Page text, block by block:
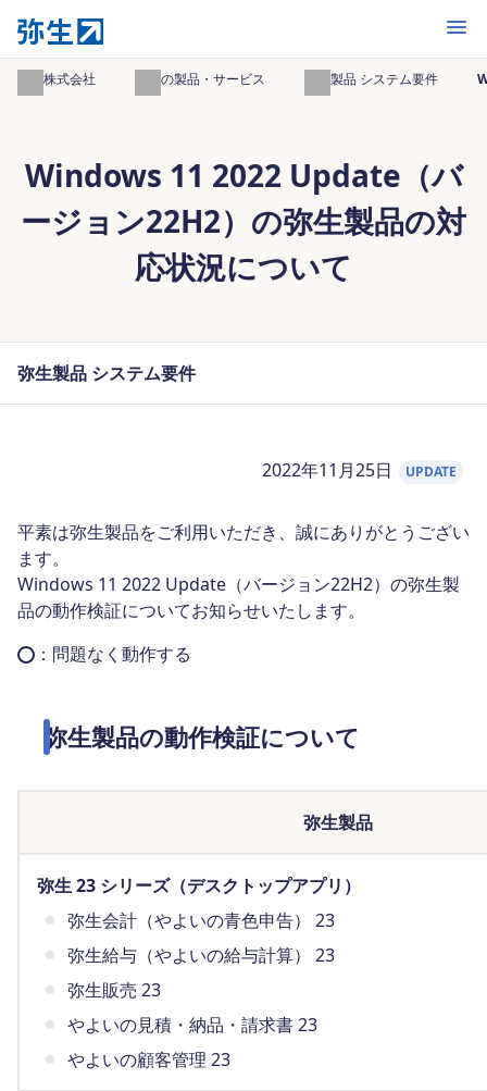
開く
弥生株式会社 弥生の製品・サービス 弥生製品 システム要件
Windows 11 2022 Update（バ
ージョン22H2）の弥生製品の対
応状況について
弥生製品 システム要件
2022年11月25日 UPDATE
平素は弥生製品をご利用いただき、誠にありがとうござい
ます。
Windows 11 2022 Update（バージョン22H2）の弥生製
品の動作検証についてお知らせいたします。
：問題なく動作する
弥生製品の動作検証について
弥生製品
弥生 23 シリーズ（デスクトップアプリ）
弥生会計（やよいの青色申告） 23
弥生給与（やよいの給与計算） 23
弥生販売 23
やよいの見積・納品・請求書 23
やよいの顧客管理 23